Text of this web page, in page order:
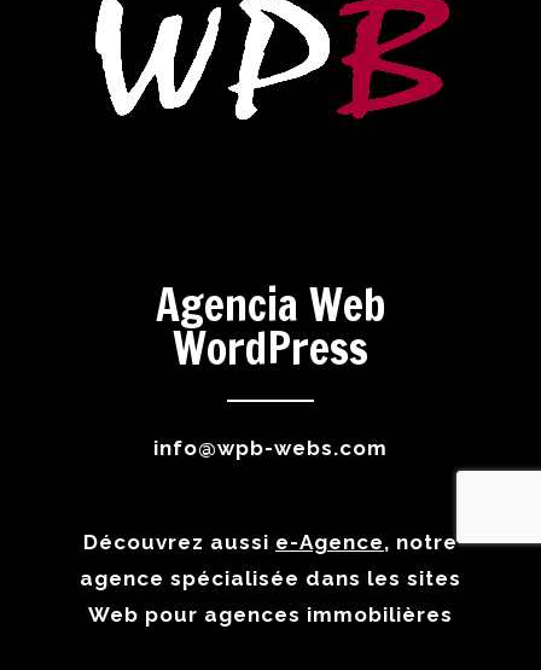
Agencia Web
WordPress
info@wpb-webs.com
Découvrez aussi e-Agence, notre
agence spécialisée dans les sites
Web pour agences immobilières